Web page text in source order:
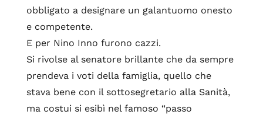
obbligato a designare un galantuomo onesto
e competente.
E per Nino Inno furono cazzi.
Si rivolse al senatore brillante che da sempre
prendeva i voti della famiglia, quello che
stava bene con il sottosegretario alla Sanità,
ma costui si esibì nel famoso “passo